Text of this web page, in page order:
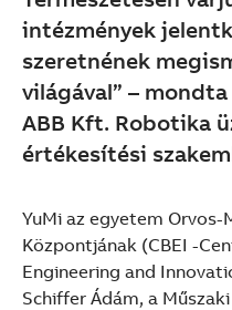
intézmények
szeretnének
világával” –
ABB Kft. Robotika
értékesítési
YuMi az egyetem Orvos-
Központjának (CBEI -
Engineering and
Schiffer Ádám, a